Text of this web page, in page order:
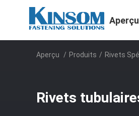
Aperçu
Aperçu / Produits / Rivets
Rivets